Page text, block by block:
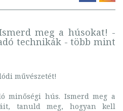
meg a húsokat! -
technikák - több mint
művészetét!
minőségi hús. Ismerd meg a
tanuld meg, hogyan kell